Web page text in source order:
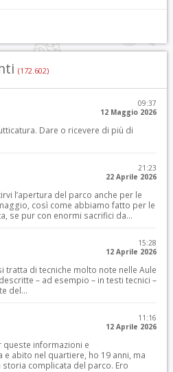
(172.602)
09:37
12 Maggio 2026
Dare o ricevere di più di
21:23
22 Aprile 2026
l’apertura del parco anche per le
così come abbiamo fatto per le
se pur con enormi sacrifici da...
15:28
12 Aprile 2026
tratta di tecniche molto note nelle Aule
– ad esempio – in testi tecnici –
del...
11:16
12 Aprile 2026
queste informazioni e
abito nel quartiere, ho 19 anni, ma
complicata del parco. Ero